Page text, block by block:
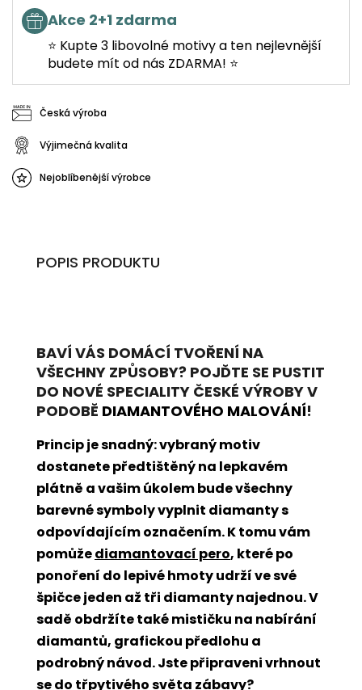
Akce 2+1 zdarma
⭐ Kupte 3 libovolné motivy a ten nejlevnější
budete mít od nás ZDARMA! ⭐
Česká výroba
Výjimečná kvalita
Nejoblíbenější výrobce
POPIS PRODUKTU
BAVÍ VÁS DOMÁCÍ TVOŘENÍ NA
VŠECHNY ZPŮSOBY? POJĎTE SE PUSTIT
DO NOVÉ SPECIALITY ČESKÉ VÝROBY V
PODOBĚ DIAMANTOVÉHO MALOVÁNÍ!
Princip je snadný: vybraný motiv
dostanete předtištěný na lepkavém
plátně a vašim úkolem bude všechny
barevné symboly vyplnit diamanty s
odpovídajícím označením. K tomu vám
pomůžediamantovací pero, které po
ponoření do lepivé hmoty udrží ve své
špičce jeden až tři diamanty najednou. V
sadě obdržíte také mističku na nabírání
diamantů, grafickou předlohu a
podrobný návod. Jste připraveni vrhnout
se do třpytivého světa zábavy?